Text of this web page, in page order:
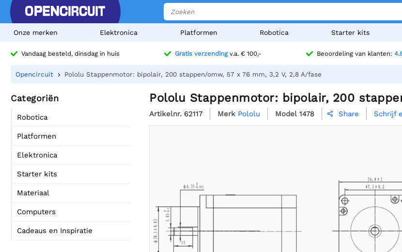
Onze merken Elektronica Platformen Robotica Starter kits
Vandaag besteld, dinsdag in huis Gratis verzendingv.a. € 100,- Beoordeling van klanten:
Opencircuit Pololu Stappenmotor: bipolair, 200 stappen/omw, 57 x 76 mm, 3,2 V, 2,8 A/fase
Categoriën
Robotica
Platformen
Elektronica
Starter kits
Materiaal
Computers
Cadeaus en Inspiratie
Pololu Stappenmotor: bipolair, 200
Artikelnr. 62117 Merk Pololu Model 1478  Share Schrijf